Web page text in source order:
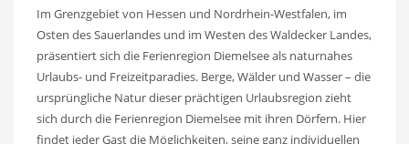
Im Grenzgebiet von Hessen und Nordrhein-Westfalen, im
Osten des Sauerlandes und im Westen des Waldecker Landes,
präsentiert sich die Ferienregion Diemelsee als naturnahes
Urlaubs- und Freizeitparadies. Berge, Wälder und Wasser – die
ursprüngliche Natur dieser prächtigen Urlaubsregion zieht
sich durch die Ferienregion Diemelsee mit ihren Dörfern. Hier
findet jeder Gast die Möglichkeiten, seine ganz individuellen